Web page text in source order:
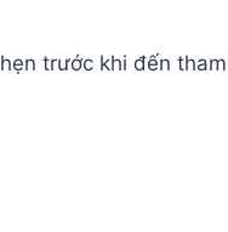
hẹn trước khi đến